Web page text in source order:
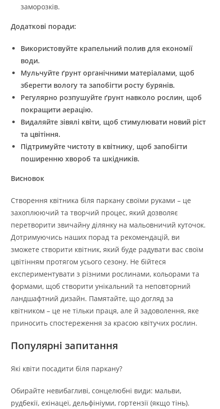
заморозків.
Додаткові поради:
Використовуйте крапельний полив для економії
води.
Мульчуйте ґрунт органічними матеріалами, щоб
зберегти вологу та запобігти росту бурянів.
Регулярно розпушуйте ґрунт навколо рослин, щоб
покращити аерацію.
Видаляйте зівялі квіти, щоб стимулювати новий ріст
та цвітіння.
Підтримуйте чистоту в квітнику, щоб запобігти
поширенню хвороб та шкідників.
Висновок
Створення квітника біля паркану своїми руками – це
захоплюючий та творчий процес, який дозволяє
перетворити звичайну ділянку на мальовничий куточок.
Дотримуючись наших порад та рекомендацій, ви
зможете створити квітник, який буде радувати вас своїм
цвітінням протягом усього сезону. Не бійтеся
експериментувати з різними рослинами, кольорами та
формами, щоб створити унікальний та неповторний
ландшафтний дизайн. Памятайте, що догляд за
квітником – це не тільки праця, але й задоволення, яке
приносить спостереження за красою квітучих рослин.
Популярні запитання
Які квіти посадити біля паркану?
Обирайте невибагливі, сонцелюбні види: мальви,
рудбекії, ехінацеї, дельфініуми, гортензії (якщо тінь).